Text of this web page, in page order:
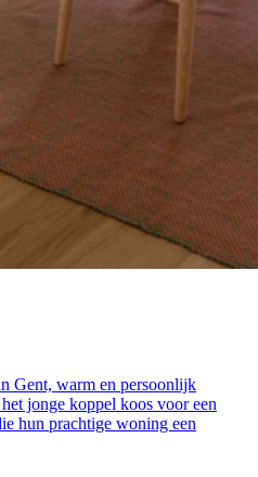
Gent, warm en persoonlijk
jonge koppel koos voor een
hun prachtige woning een